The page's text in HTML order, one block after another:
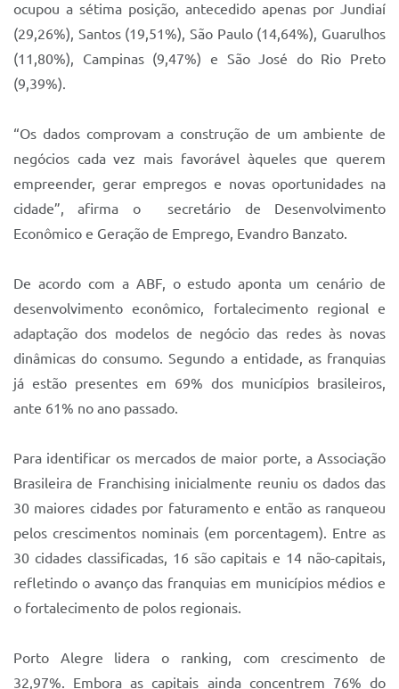
ocupou a sétima posição, antecedido apenas por Jundiaí
(29,26%), Santos (19,51%), São Paulo (14,64%), Guarulhos
(11,80%), Campinas (9,47%) e São José do Rio Preto
(9,39%).
“Os dados comprovam a construção de um ambiente de
negócios cada vez mais favorável àqueles que querem
empreender, gerar empregos e novas oportunidades na
cidade”, afirma o secretário de Desenvolvimento
Econômico e Geração de Emprego, Evandro Banzato.
De acordo com a ABF, o estudo aponta um cenário de
desenvolvimento econômico, fortalecimento regional e
adaptação dos modelos de negócio das redes às novas
dinâmicas do consumo. Segundo a entidade, as franquias
já estão presentes em 69% dos municípios brasileiros,
ante 61% no ano passado.
Para identificar os mercados de maior porte, a Associação
Brasileira de Franchising inicialmente reuniu os dados das
30 maiores cidades por faturamento e então as ranqueou
pelos crescimentos nominais (em porcentagem). Entre as
30 cidades classificadas, 16 são capitais e 14 não-capitais,
refletindo o avanço das franquias em municípios médios e
o fortalecimento de polos regionais.
Porto Alegre lidera o ranking, com crescimento de
32,97%. Embora as capitais ainda concentrem 76% do